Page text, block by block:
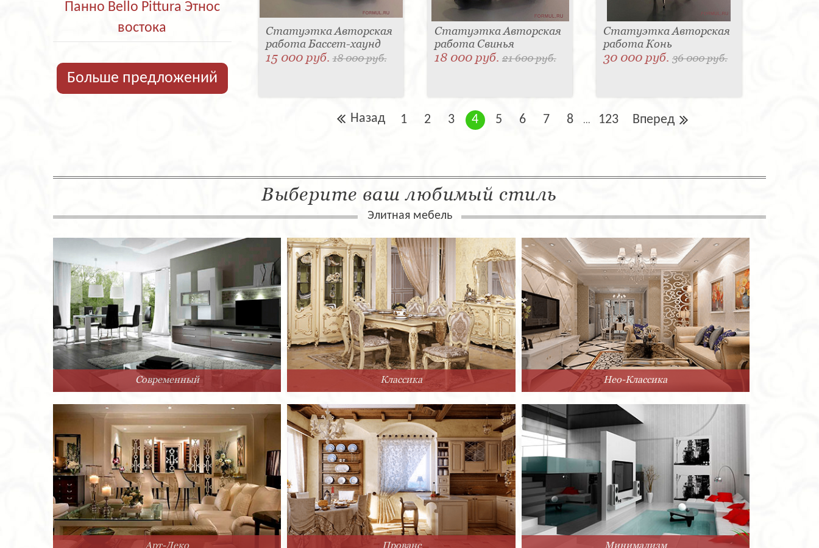
Панно Bello Pittura Этнос
востока
Больше предложений
Статуэтка Авторская
работа Бассет-хаунд
15 000 руб.18 000 руб.
Статуэтка Авторская
работа Свинья
18 000 руб. 21 600 руб.
Статуэтка Авторская
работа Конь
30 000 руб.36 000 руб.
Назад 1 2 3 4 5 6 7 8 ... 123 Вперед
Выберите ваш любимый стиль
Элитная мебель
Современный Классика Нео-Классика
Арт-Деко Прованс Минимализм